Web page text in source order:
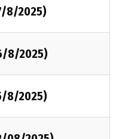
8/2025)
8/2025)
8/2025)